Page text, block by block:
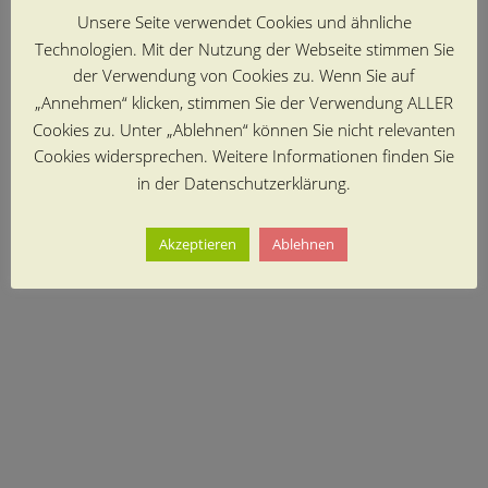
Unsere Seite verwendet Cookies und ähnliche
Technologien. Mit der Nutzung der Webseite stimmen Sie
der Verwendung von Cookies zu. Wenn Sie auf
„Annehmen“ klicken, stimmen Sie der Verwendung ALLER
Cookies zu. Unter „Ablehnen“ können Sie nicht relevanten
Cookies widersprechen. Weitere Informationen finden Sie
in der Datenschutzerklärung.
Akzeptieren Ablehnen